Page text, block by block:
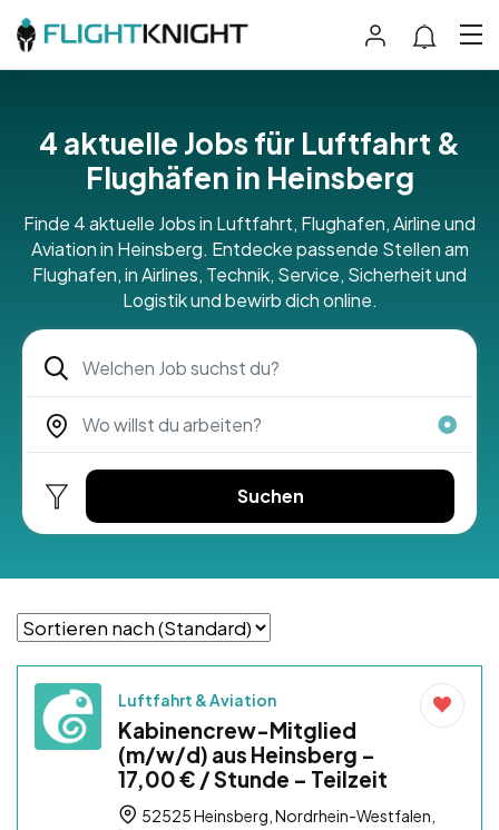
4 aktuelle Jobs für Luftfahrt &
Flughäfen in Heinsberg
Finde 4 aktuelle Jobs in Luftfahrt, Flughafen, Airline und
Aviation in Heinsberg. Entdecke passende Stellen am
Flughafen, in Airlines, Technik, Service, Sicherheit und
Logistik und bewirb dich online.
Suchen
Luftfahrt & Aviation
Kabinencrew-Mitglied
(m/w/d) aus Heinsberg –
17,00 € / Stunde – Teilzeit
52525 Heinsberg, Nordrhein-Westfalen,